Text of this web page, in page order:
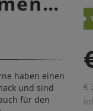
haben einen
und sind
für den
€